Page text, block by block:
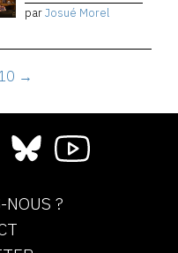
parJosué Morel
→
?